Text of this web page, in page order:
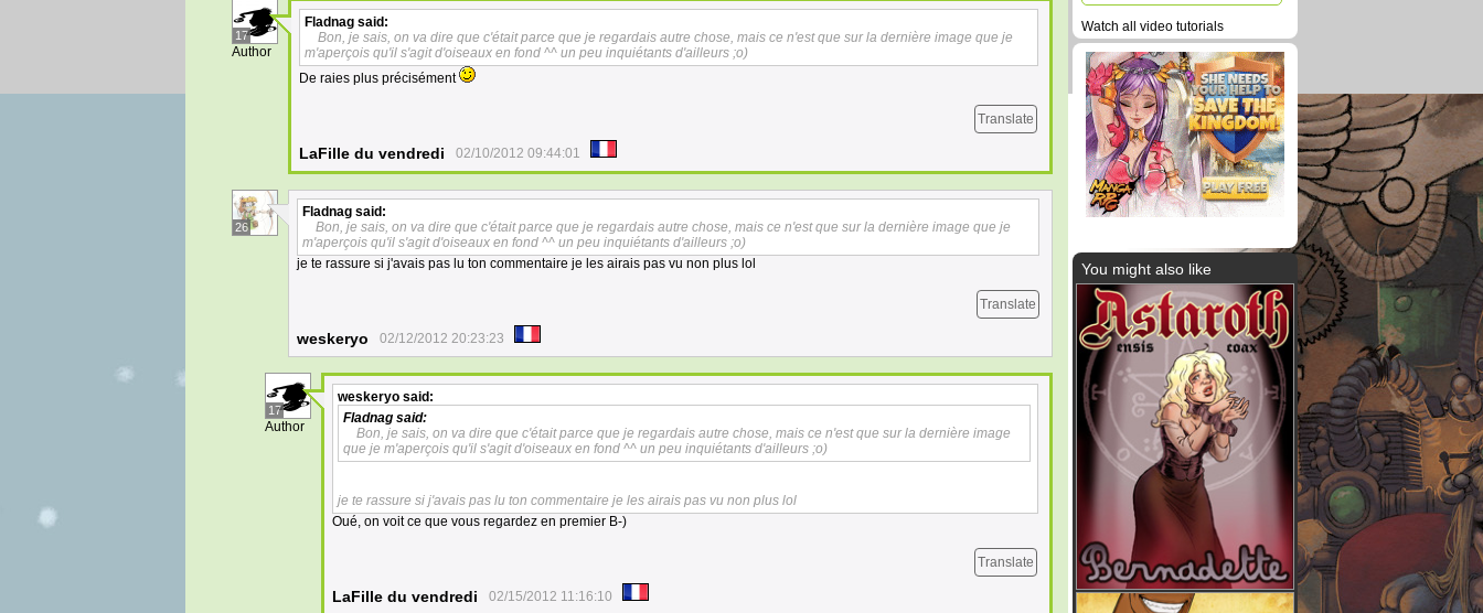
17
Author
Fladnag said:
Bon, je sais, on va dire que c'était parce que je regardais autre chose, mais ce n'est que sur la dernière image que je
m'aperçois qu'il s'agit d'oiseaux en fond ^^ un peu inquiétants d'ailleurs ;o)
De raies plus précisément
Translate
LaFille du vendredi 02/10/2012 09:44:01
26
Fladnag said:
Bon, je sais, on va dire que c'était parce que je regardais autre chose, mais ce n'est que sur la dernière image que je
m'aperçois qu'il s'agit d'oiseaux en fond ^^ un peu inquiétants d'ailleurs ;o)
je te rassure si j'avais pas lu ton commentaire je les airais pas vu non plus lol
Translate
weskeryo 02/12/2012 20:23:23
17
Author
weskeryo said:
Fladnag said:
Bon, je sais, on va dire que c'était parce que je regardais autre chose, mais ce n'est que sur la dernière image
que je m'aperçois qu'il s'agit d'oiseaux en fond ^^ un peu inquiétants d'ailleurs ;o)
je te rassure si j'avais pas lu ton commentaire je les airais pas vu non plus lol
Oué, on voit ce que vous regardez en premier B-)
Translate
LaFille du vendredi 02/15/2012 11:16:10
Watch all video tutorials
You might also like